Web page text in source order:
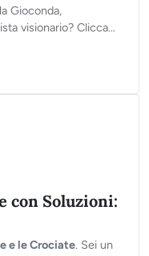
Gioconda,
visionario? Clicca
con Soluzioni:
e le Crociate. Sei un